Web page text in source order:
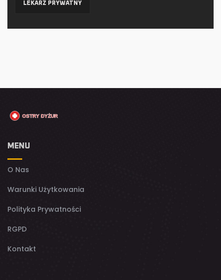
LEKARZ PRYWATNY
MENU
O Nas
Warunki Użytkowania
Polityka Prywatności
RGPD
Kontakt